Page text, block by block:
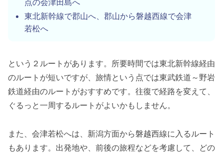
東北新幹線で郡山へ、郡山から磐越西線で会津
若松へ
という２ルートがあります。所要時間では東北新幹線経由
のルートが短いですが、旅情という点では東武鉄道～野岩
鉄道経由のルートがおすすめです。往復で経路を変えて、
ぐるっと一周するルートがよいかもしません。
また、会津若松へは、新潟方面から磐越西線に入るルート
もあります。出発地や、前後の旅程などを考慮して、どの